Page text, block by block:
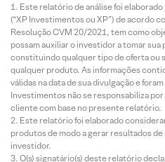
Este relatório de análise foi
(“XP Investimentos ou XP”) de acordo
Resolução CVM 20/2021, tem como
possam auxiliar o investidor a tomar
constituindo qualquer tipo de oferta ou
qualquer produto. As informações
válidas na data de sua divulgação e
Investimentos não se responsabiliza
cliente com base no presente relatório.
Este relatório foi elaborado
produtos de modo a gerar resultados
investidor.
O(s) signatário(s) deste relatório